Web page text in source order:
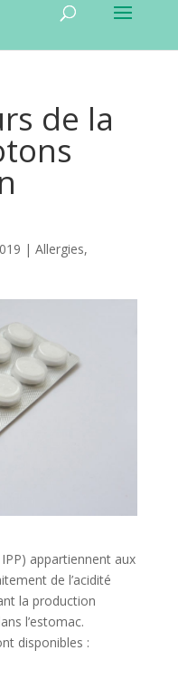
de la
| Allergies,
appartiennent aux
de l’acidité
la production
l’estomac.
disponibles :